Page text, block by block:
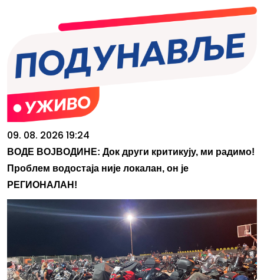
09. 08. 2026 19:24
ВОДЕ ВОЈВОДИНЕ: Док други критикују, ми радимо!
Проблем водостаја није локалан, он је
РЕГИОНАЛАН!